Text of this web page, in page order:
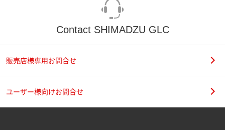
Contact SHIMADZU GLC
販売店様専用お問合せ
ユーザー様向けお問合せ